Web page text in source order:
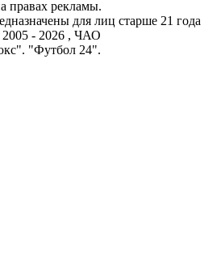
правах рекламы.
для лиц старше 21 года
- 2026 , ЧАО
"Футбол 24".